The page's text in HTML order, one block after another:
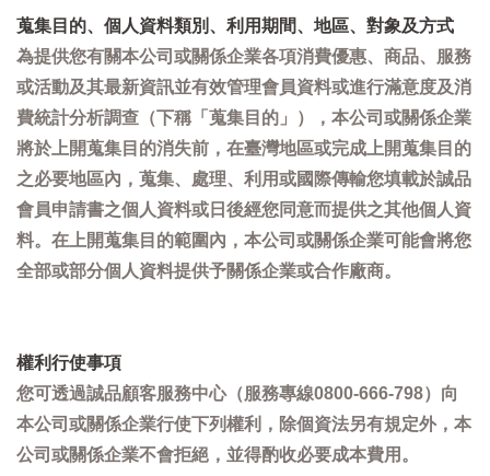
蒐集目的、個人資料類別、利用期間、地區、對象及方式
為提供您有關本公司或關係企業各項消費優惠、商品、服務
或活動及其最新資訊並有效管理會員資料或進行滿意度及消
費統計分析調查（下稱「蒐集目的」），本公司或關係企業
將於上開蒐集目的消失前，在臺灣地區或完成上開蒐集目的
之必要地區內，蒐集、處理、利用或國際傳輸您填載於誠品
會員申請書之個人資料或日後經您同意而提供之其他個人資
料。在上開蒐集目的範圍內，本公司或關係企業可能會將您
全部或部分個人資料提供予關係企業或合作廠商。
權利行使事項
您可透過誠品顧客服務中心（服務專線0800-666-798）向
本公司或關係企業行使下列權利，除個資法另有規定外，本
公司或關係企業不會拒絕，並得酌收必要成本費用。